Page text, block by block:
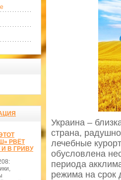
РВЁТ
В ГРИВУ
Украина –
страна,
лечебные
обусловлена
периода
режима на срок